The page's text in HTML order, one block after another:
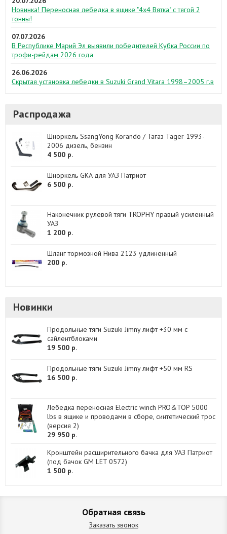
Новинка! Переносная лебедка в ящике "4х4 Вятка" с тягой 2
тонны!
07.07.2026
В Республике Марий Эл выявили победителей Кубка России по
трофи-рейдам 2026 года
26.06.2026
Скрытая установка лебедки в Suzuki Grand Vitara 1998–2005 г.в
Распродажа
Шноркель SsangYong Korando / Тагаз Tager 1993-
2006 дизель, бензин
4 500 р.
Шноркель GKA для УАЗ Патриот
6 500 р.
Наконечник рулевой тяги TROPHY правый усиленный
УАЗ
1 200 р.
Шланг тормозной Нива 2123 удлиненный
200 р.
Новинки
Продольные тяги Suzuki Jimny лифт +30 мм с
сайлентблоками
19 500 р.
Продольные тяги Suzuki Jimny лифт +50 мм RS
16 500 р.
Лебедка переносная Electric winch PRO&TOP 5000
lbs в ящике и проводами в сборе, синтетический трос
(версия 2)
29 950 р.
Кронштейн расширительного бачка для УАЗ Патриот
(под бачок GM LET 0572)
1 500 р.
Обратная связь
Заказать звонок